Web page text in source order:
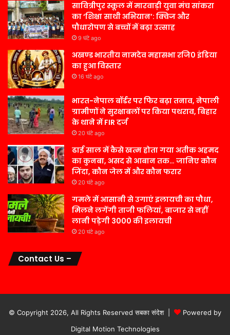
सावित्रीपुर स्कूल में मारवाड़ी युवा मंच सांकरा
का ‘शिक्षा साथी अभियान’: क्विज और
पौधारोपण से बच्चों में बढ़ा उत्साह
9 घंटे ago
अखण्ड भारतीय नामदेव महासभा रजि0 इंडिया
का हुआ विस्तार
16 घंटे ago
भारत-नेपाल बॉर्डर पर फिर बढ़ा तनाव, नेपाली
ग्रामीणों ने सुरक्षाबलों पर किया पथराव, बिहार
के थाने में FIR दर्ज
20 घंटे ago
ढाई साल में कैसे खत्म होता गया अतीक अहमद
का कुनबा, असद से आबान तक… जानिए कौन
जिंदा, कौन जेल में और कौन फरार
20 घंटे ago
गमले में आसानी से उगाएं इलायची का पौधा,
मिलने लगेंगी ताजी फलियां, बाजार से नहीं
लानी पड़ेगी 3000 की इलायची
20 घंटे ago
Contact Us –
© Copyright 2026, All Rights Reserved सबका संदेश |
Powered by
Digital Motion Technologies